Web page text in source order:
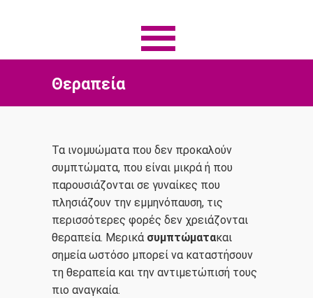
Θεραπεία
Τα ινομυώματα που δεν προκαλούν
συμπτώματα, που είναι μικρά ή που
παρουσιάζονται σε γυναίκες που
πλησιάζουν την εμμηνόπαυση, τις
περισσότερες φορές δεν χρειάζονται
θεραπεία. Μερικά συμπτώματακαι
σημεία ωστόσο μπορεί να καταστήσουν
τη θεραπεία και την αντιμετώπισή τους
πιο αναγκαία.